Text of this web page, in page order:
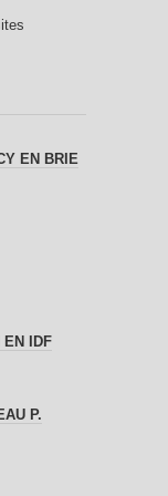
EN BRIE
EN IDF
P.